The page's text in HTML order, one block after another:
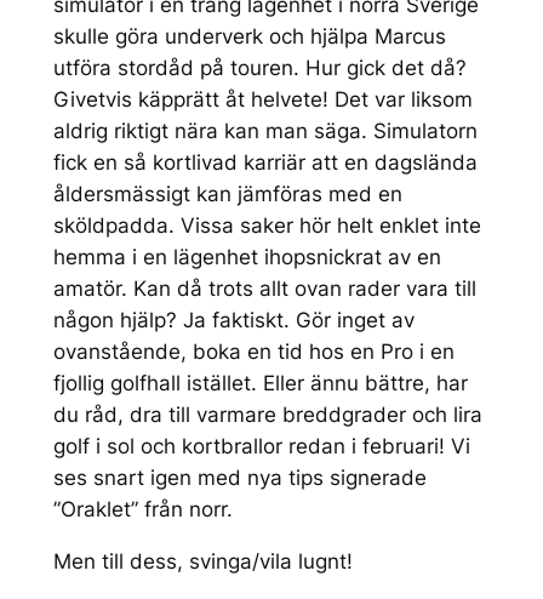
simulator i en trång lägenhet i norra Sverige
skulle göra underverk och hjälpa Marcus
utföra stordåd på touren. Hur gick det då?
Givetvis käpprätt åt helvete! Det var liksom
aldrig riktigt nära kan man säga. Simulatorn
fick en så kortlivad karriär att en dagslända
åldersmässigt kan jämföras med en
sköldpadda. Vissa saker hör helt enklet inte
hemma i en lägenhet ihopsnickrat av en
amatör. Kan då trots allt ovan rader vara till
någon hjälp? Ja faktiskt. Gör inget av
ovanstående, boka en tid hos en Pro i en
fjollig golfhall istället. Eller ännu bättre, har
du råd, dra till varmare breddgrader och lira
golf i sol och kortbrallor redan i februari! Vi
ses snart igen med nya tips signerade
”Oraklet” från norr.
Men till dess, svinga/vila lugnt!